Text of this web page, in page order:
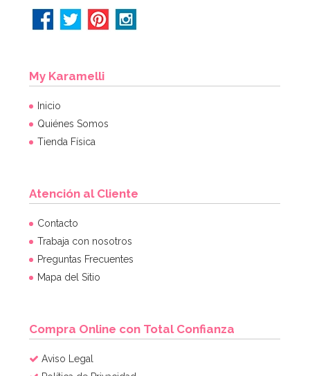
My Karamelli
Inicio
Quiénes Somos
Tienda Física
Atención al Cliente
Contacto
Trabaja con nosotros
Preguntas Frecuentes
Mapa del Sitio
Compra Online con Total Confianza
Aviso Legal